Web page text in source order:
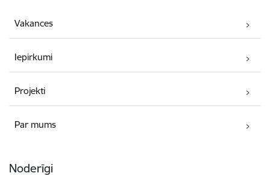
Vakances
Iepirkumi
Projekti
Par mums
Noderīgi